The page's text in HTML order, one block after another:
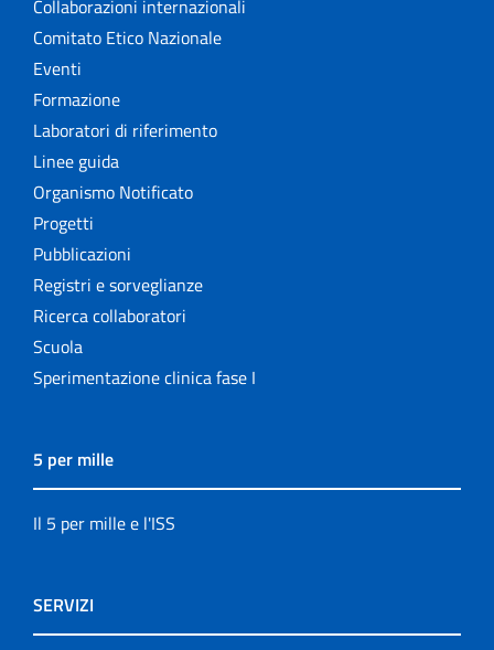
Collaborazioni internazionali
Comitato Etico Nazionale
Eventi
Formazione
Laboratori di riferimento
Linee guida
Organismo Notificato
Progetti
Pubblicazioni
Registri e sorveglianze
Ricerca collaboratori
Scuola
Sperimentazione clinica fase I
5 per mille
Il 5 per mille e l'ISS
SERVIZI